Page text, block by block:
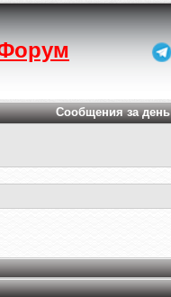
Сообщения за день